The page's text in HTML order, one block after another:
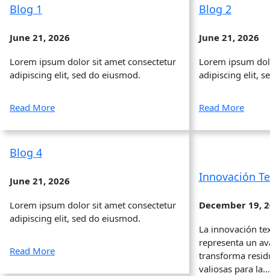
Blog 1
June 21, 2026
Lorem ipsum dolor sit amet consectetur
adipiscing elit, sed do eiusmod.
Read More
Blog 2
June 21, 2026
Lorem ipsum
adipiscing elit,
Read More
Blog 4
June 21, 2026
Lorem ipsum dolor sit amet consectetur
adipiscing elit, sed do eiusmod.
Read More
Innovación
December 19,
La innovación
representa un
transforma
valiosas para la…